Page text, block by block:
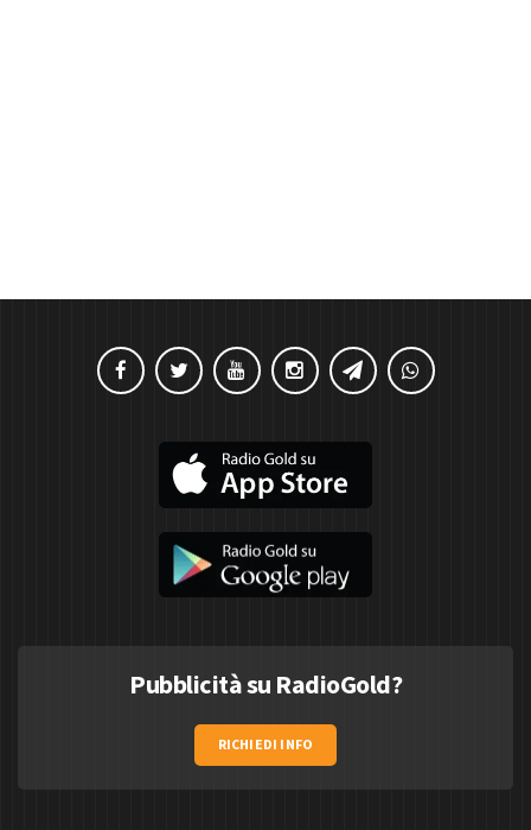
Pubblicità su RadioGold?
RICHIEDI INFO